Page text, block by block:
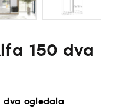
150 dva
dva ogledala